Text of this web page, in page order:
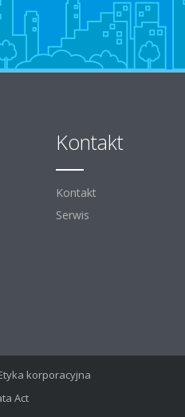
Kontakt
Kontakt
Serwis
korporacyjna
Act